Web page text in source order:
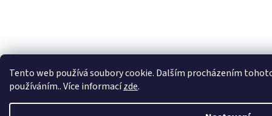
Tento web používá soubory cookie. Dalším procházením
používáním.. Více informacízde.